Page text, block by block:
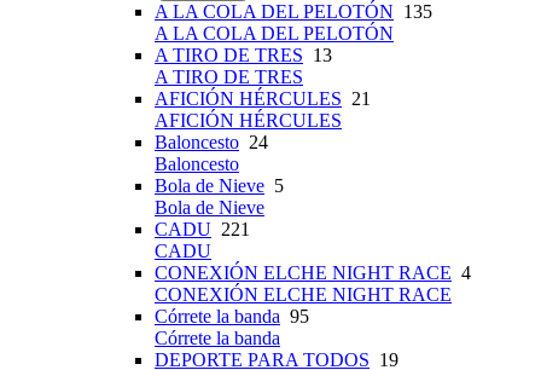
A LA COLA DEL PELOTÓN 135
A LA COLA DEL PELOTÓN
A TIRO DE TRES 13
A TIRO DE TRES
AFICIÓN HÉRCULES 21
AFICIÓN HÉRCULES
Baloncesto 24
Baloncesto
Bola de Nieve 5
Bola de Nieve
CADU 221
CADU
CONEXIÓN ELCHE NIGHT RACE 4
CONEXIÓN ELCHE NIGHT RACE
Córrete la banda 95
Córrete la banda
DEPORTE PARA TODOS 19